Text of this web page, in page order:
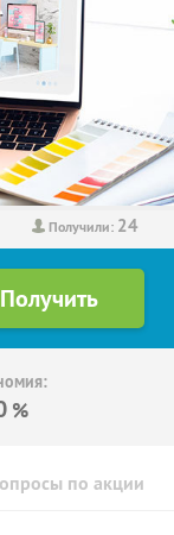
Получили: 24
%
по акции